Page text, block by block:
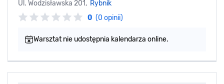
Ul. Wodzisławska 201, Rybnik
0 (0 opinii)
Warsztat nie udostępnia kalendarza online.